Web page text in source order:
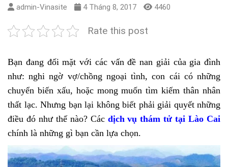
admin-Vinasite 4 Tháng 8, 2017 4460
Rate this post
Bạn đang đối mặt với các vấn đề nan giải của gia đình
như: nghi ngờ vợ/chồng ngoại tình, con cái có những
chuyển biến xấu, hoặc mong muốn tìm kiếm thân nhân
thất lạc. Nhưng bạn lại không biết phải giải quyết những
điều đó như thế nào? Các dịch vụ thám tử tại Lào Cai
chính là những gì bạn cần lựa chọn.